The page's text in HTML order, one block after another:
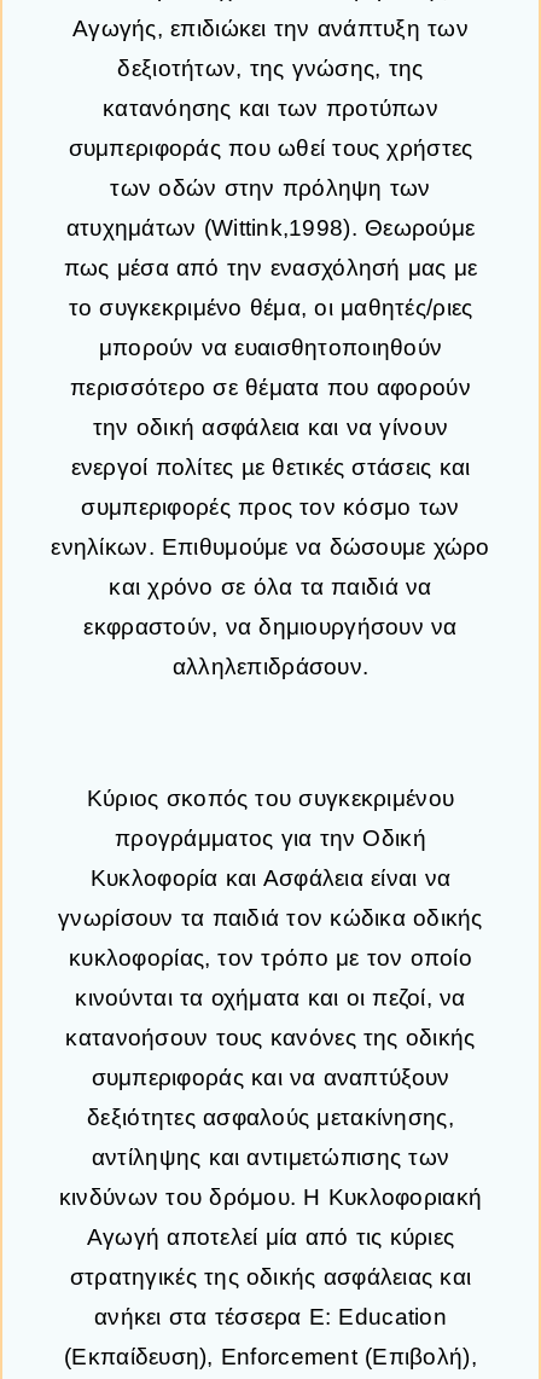
Αγωγής, επιδιώκει την ανάπτυξη των
δεξιοτήτων, της γνώσης, της
κατανόησης και των προτύπων
συμπεριφοράς που ωθεί τους χρήστες
των οδών στην πρόληψη των
ατυχημάτων (Wittink,1998). Θεωρούμε
πως μέσα από την ενασχόλησή μας με
το συγκεκριμένο θέμα, οι μαθητές/ριες
μπορούν να ευαισθητοποιηθούν
περισσότερο σε θέματα που αφορούν
την οδική ασφάλεια και να γίνουν
ενεργοί πολίτες µε θετικές στάσεις και
συμπεριφορές προς τον κόσμο των
ενηλίκων. Επιθυμούμε να δώσουμε χώρο
και χρόνο σε όλα τα παιδιά να
εκφραστούν, να δημιουργήσουν να
αλληλεπιδράσουν.
Κύριος σκοπός του συγκεκριμένου
προγράμματος για την Οδική
Κυκλοφορία και Ασφάλεια είναι να
γνωρίσουν τα παιδιά τον κώδικα οδικής
κυκλοφορίας, τον τρόπο με τον οποίο
κινούνται τα οχήματα και οι πεζοί, να
κατανοήσουν τους κανόνες της οδικής
συμπεριφοράς και να αναπτύξουν
δεξιότητες ασφαλούς μετακίνησης,
αντίληψης και αντιμετώπισης των
κινδύνων του δρόμου. Η Κυκλοφοριακή
Αγωγή αποτελεί μία από τις κύριες
στρατηγικές της οδικής ασφάλειας και
ανήκει στα τέσσερα Ε: Education
(Εκπαίδευση), Enforcement (Επιβολή),